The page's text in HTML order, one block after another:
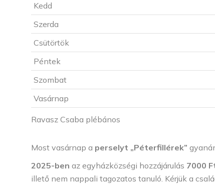
Kedd
Szerda
Csütörtök
Péntek
Szombat
Vasárnap
Ravasz Csaba plébános
Most vasárnap a perselyt „Péterfillérek”
2025-ben az egyházközségi hozzájárulás 7000
illető nem nappali tagozatos tanuló. Kérjük a